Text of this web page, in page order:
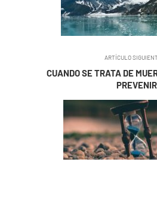
ARTÍCULO
CUANDO SE TRATA DE
PREVENIR